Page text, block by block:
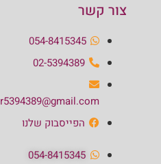
צור קשר
054-8415345
02-5394389
adir5394389@gmail.com
הפייסבוק שלנו
054-8415345